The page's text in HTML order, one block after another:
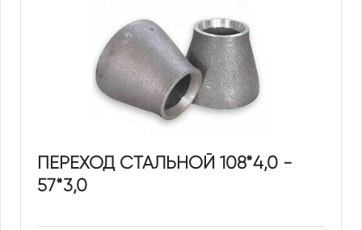
ПЕРЕХОД СТАЛЬНОЙ 108*4,0 -
57*3,0